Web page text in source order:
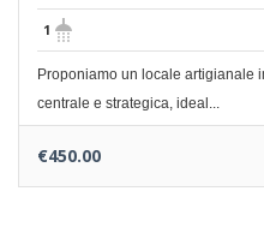
1
Proponiamo un locale artigianale
centrale e strategica, ideal...
€450.00